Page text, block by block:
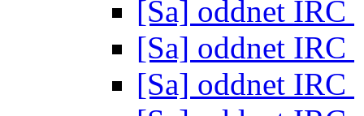
[Sa] oddnet IRC
[Sa] oddnet IRC
[Sa] oddnet IRC